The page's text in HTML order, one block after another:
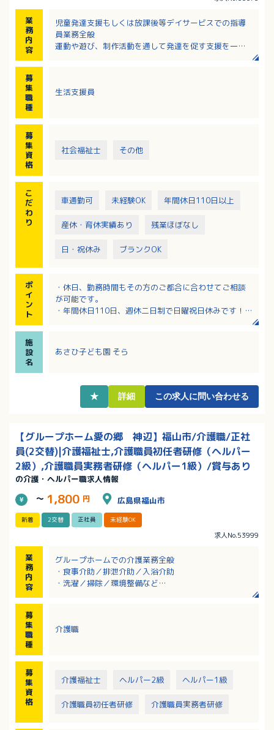
業
務
内
容
児童発達支援もしくは放課後等デイサービスでの指導
員業務全般
運動や遊び、制作活動を通して発達を促す支援を一緒
・児童発達支援：未就学
・季節の制作活動、クッキング、園庭での畑作業
募
集
職
種
生活支援員
募
集
資
格
社会福祉士 その他
こ
だ
わ
り
車通勤可 未経験OK 年間休日110日以上
産休・育休実績あり 残業ほぼなし
日・祝休み ブランクOK
ポ
イ
ン
ト
・休日、勤務時間もその方のご都合に合わせてご相談
が可能です。
・年間休日110日、週休二日制で日曜祝日休みです！
・休日や勤務時間の相談ができ子育てとの両立を目指
しやすいです！
施
設
名
あさひ子ども園 そら
★ 詳細 この求人に問い合わせる
【グループホーム愛の郷 神辺】福山市/介護職/正社
員(2交替)|介護福祉士,介護職員初任者研修（ヘルパー
2級）,介護職員実務者研修（ヘルパー1級）/賞与あり
の介護・ヘルパー職求人情報
～ 1,800 円 広島県福山市
新着 2交替 正社員 未経験OK
求人No.53999
業
務
内
容
グループホームでの介護業務全般
・食事介助／排泄介助／入浴介助
・洗濯／掃除／環境整備など
・定期的な社内研修を受けていただくこともあります
募
集
職
種
介護職
募
集
資
格
介護福祉士 ヘルパー2級 ヘルパー1級
介護職員初任者研修 介護職員実務者研修